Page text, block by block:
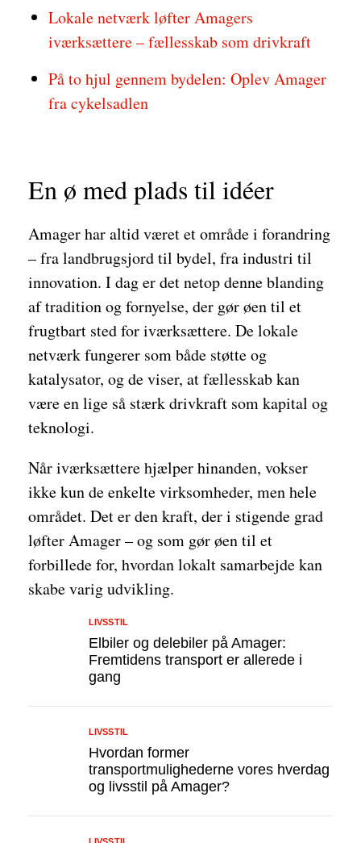
Lokale netværk løfter Amagers
iværksættere – fællesskab som drivkraft
På to hjul gennem bydelen: Oplev Amager
fra cykelsadlen
En ø med plads til idéer
Amager har altid været et område i forandring
– fra landbrugsjord til bydel, fra industri til
innovation. I dag er det netop denne blanding
af tradition og fornyelse, der gør øen til et
frugtbart sted for iværksættere. De lokale
netværk fungerer som både støtte og
katalysator, og de viser, at fællesskab kan
være en lige så stærk drivkraft som kapital og
teknologi.
Når iværksættere hjælper hinanden, vokser
ikke kun de enkelte virksomheder, men hele
området. Det er den kraft, der i stigende grad
løfter Amager – og som gør øen til et
forbillede for, hvordan lokalt samarbejde kan
skabe varig udvikling.
Elbiler og delebiler på Amager:
Fremtidens transport er allerede i
gang
LIVSSTIL
Hvordan former
transportmulighederne vores hverdag
og livsstil på Amager?
LIVSSTIL